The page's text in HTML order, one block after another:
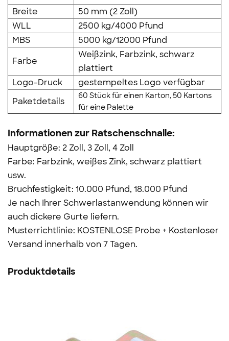
Breite
50 mm (2 Zoll)
WLL
2500 kg/4000 Pfund
MBS
5000 kg/12000 Pfund
Farbe
Weißzink, Farbzink, schwarz
plattiert
Logo-Druck
gestempeltes Logo verfügbar
Paketdetails
60 Stück für einen Karton, 50 Kartons
für eine Palette
Informationen zur Ratschenschnalle:
Hauptgröße: 2 Zoll, 3 Zoll, 4 Zoll
Farbe: Farbzink, weißes Zink, schwarz plattiert
usw.
Bruchfestigkeit: 10.000 Pfund, 18.000 Pfund
Je nach Ihrer Schwerlastanwendung können wir
auch dickere Gurte liefern.
Musterrichtlinie: KOSTENLOSE Probe + Kostenloser
Versand innerhalb von 7 Tagen.
Produktdetails